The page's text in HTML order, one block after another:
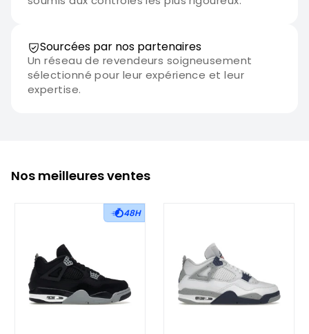
Sourcées par nos partenaires
Un réseau de revendeurs soigneusement
sélectionné pour leur expérience et leur
expertise.
Nos meilleures ventes
48H